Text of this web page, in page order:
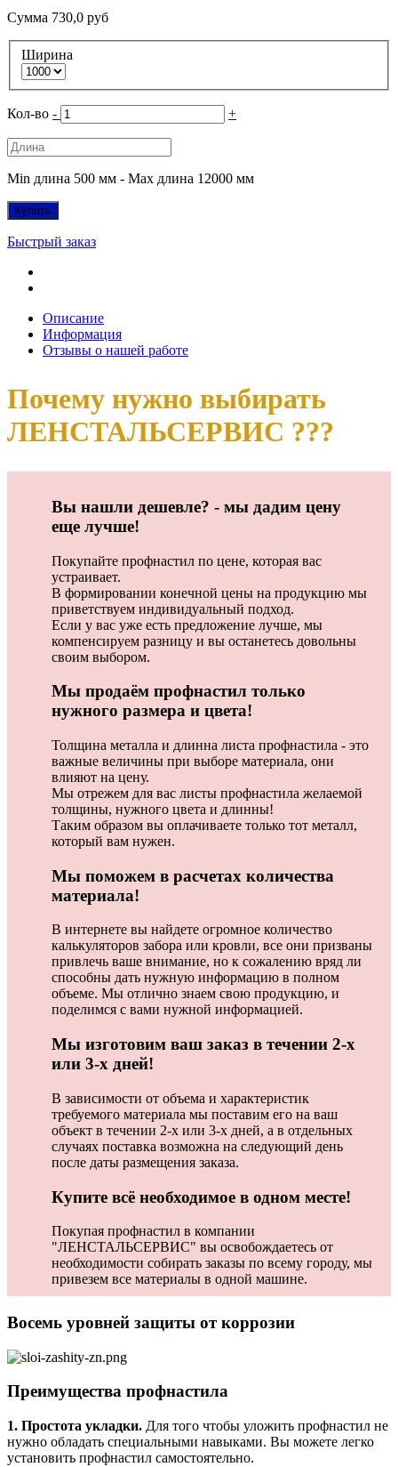
Сумма 730,0 руб
Ширина
Кол-во - +
Min длина 500 мм - Max длина 12000 мм
Купить
Быстрый заказ
Описание
Информация
Отзывы о нашей работе
Почему нужно выбирать
ЛЕНСТАЛЬСЕРВИС ???
Вы нашли дешевле? - мы дадим цену
еще лучше!
Покупайте профнастил по цене, которая вас
устраивает.
В формировании конечной цены на продукцию мы
приветствуем индивидуальный подход.
Если у вас уже есть предложение лучше, мы
компенсируем разницу и вы останетесь довольны
своим выбором.
Мы продаём профнастил только
нужного размера и цвета!
Толщина металла и длинна листа профнастила - это
важные величины при выборе материала, они
влияют на цену.
Мы отрежем для вас листы профнастила желаемой
толщины, нужного цвета и длинны!
Таким образом вы оплачиваете только тот металл,
который вам нужен.
Мы поможем в расчетах количества
материала!
В интернете вы найдете огромное количество
калькуляторов забора или кровли, все они призваны
привлечь ваше внимание, но к сожалению вряд ли
способны дать нужную информацию в полном
объеме. Мы отлично знаем свою продукцию, и
поделимся с вами нужной информацией.
Мы изготовим ваш заказ в течении 2-х
или 3-х дней!
В зависимости от объема и характеристик
требуемого материала мы поставим его на ваш
объект в течении 2-х или 3-х дней, а в отдельных
случаях поставка возможна на следующий день
после даты размещения заказа.
Купите всё необходимое в одном месте!
Покупая профнастил в компании
"ЛЕНСТАЛЬСЕРВИС" вы освобождаетесь от
необходимости собирать заказы по всему городу, мы
привезем все материалы в одной машине.
Восемь уровней защиты от коррозии
Преимущества профнастила
1. Простота укладки. Для того чтобы уложить профнастил не
нужно обладать специальными навыками. Вы можете легко
установить профнастил самостоятельно.